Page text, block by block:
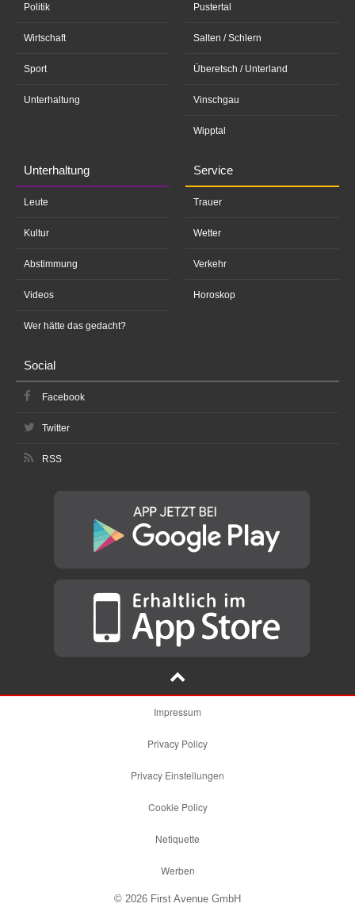
Politik
Wirtschaft
Sport
Unterhaltung
Pustertal
Salten / Schlern
Überetsch / Unterland
Vinschgau
Wipptal
Unterhaltung
Leute
Kultur
Abstimmung
Videos
Wer hätte das gedacht?
Service
Trauer
Wetter
Verkehr
Horoskop
Social
Facebook
Twitter
RSS
Impressum
Privacy Policy
Privacy Einstellungen
Cookie Policy
Netiquette
Werben
© 2026 First Avenue GmbH